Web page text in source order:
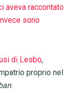
aveva raccontato
sono
di Lesbo,
proprio nel
.